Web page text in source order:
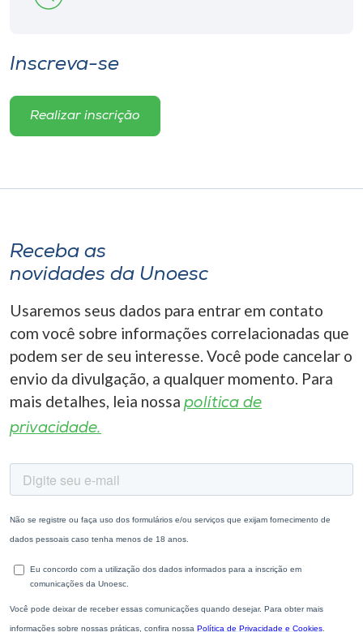
Inscreva-se
Realizar inscrição
Receba as
novidades da Unoesc
Usaremos seus dados para entrar em contato
com você sobre informações correlacionadas que
podem ser de seu interesse. Você pode cancelar o
envio da divulgação, a qualquer momento. Para
mais detalhes, leia nossa política de
privacidade.